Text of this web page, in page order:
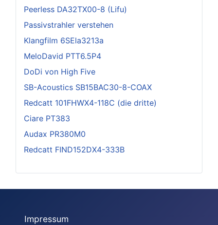
Peerless DA32TX00-8 (Lifu)
Passivstrahler verstehen
Klangfilm 6SEla3213a
MeloDavid PTT6.5P4
DoDi von High Five
SB-Acoustics SB15BAC30-8-COAX
Redcatt 101FHWX4-118C (die dritte)
Ciare PT383
Audax PR380M0
Redcatt FIND152DX4-333B
Impressum